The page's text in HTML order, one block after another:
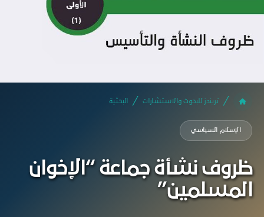
تريندز للبحوث والاستشارات البحثية
الإسلام السياسي
ظروف نشأة جماعة “الإخوان
المسلمين”